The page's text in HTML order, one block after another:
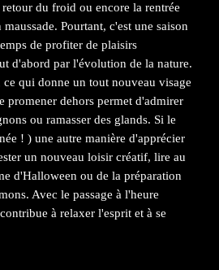
du froid ou encore la rentrée
Pourtant, c'est une saison
de profiter de plaisirs
d'abord par l'évolution de la nature.
qui donne un tout nouveau visage
promener dehors permet d'admirer
ou ramasser des glands. Si le
! ) une autre manière d'apprécier
un nouveau loisir créatif, lire au
d'Halloween ou de la préparation
Avec le passage à l'heure
à relaxer l'esprit et à se